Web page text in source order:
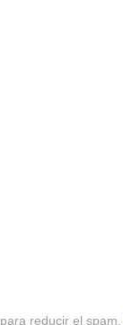
reducir el spam.